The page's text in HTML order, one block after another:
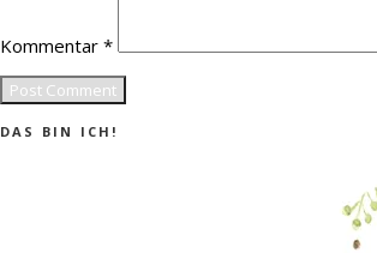
Kommentar *
DAS BIN ICH!